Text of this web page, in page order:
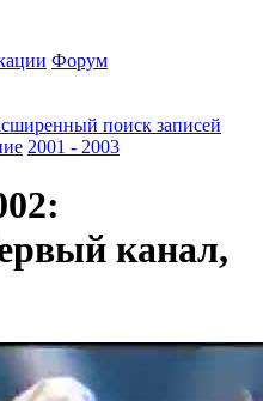
Форум
поиск записей
2001 - 2003
канал,